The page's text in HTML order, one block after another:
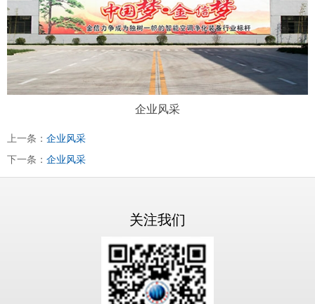
企业风采
上一条： 企业风采
下一条： 企业风采
关注我们